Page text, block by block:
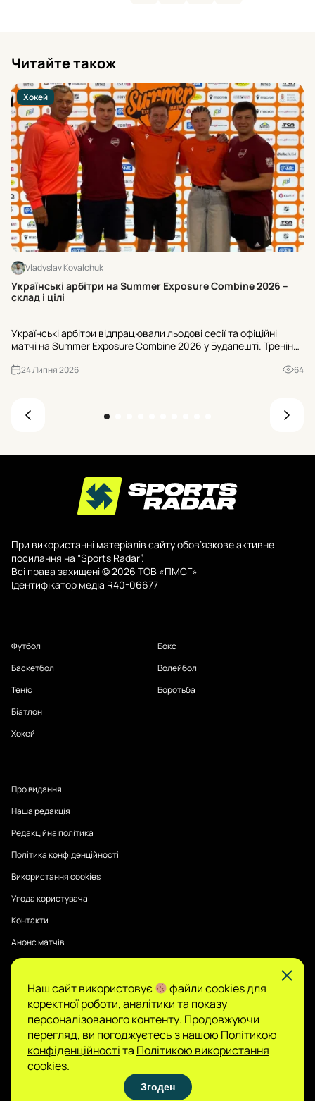
Читайте також
Хокей
Vladyslav Kovalchuk
Українські арбітри на Summer Exposure Combine 2026 –
склад і цілі
Українські арбітри відпрацювали льодові сесії та офіційні
матчі на Summer Exposure Combine 2026 у Будапешті. Тренінги
Хто потрапив до списку?
24 Липня 2026 64
При використанні матеріалів сайту обов’язкове активне
посилання на “Sports Radar”.
Всі права захищені © 2026 ТОВ «ПМСГ»
Ідентифікатор медіа R40-06677
Футбол
Баскетбол
Теніс
Біатлон
Хокей
Бокс
Волейбол
Боротьба
Про видання
Наша редакція
Редакційна політика
Політика конфіденційності
Використання cookies
Угода користувача
Контакти
Анонс матчів
Публікації на Sports Radar мають інформаційний характер.
Думки авторів є їхньою особистою позицією, редакція не
гарантує повної достовірності та не несе відповідальності
за зміст.
Сайт не є організатором азартних ігор і не
приймає ставок, проте може містити матеріали
про гемблінг. Доступ до таких розділів дозволено
лише користувачам 21+. Грайте відповідально.
Наш сайт використовує
файли cookies для
коректної роботи, аналітики та показу
персоналізованого контенту. Продовжуючи
перегляд, ви погоджуєтесь з нашою Політикою
конфіденційностіта Політикою використання
cookies.
Згоден